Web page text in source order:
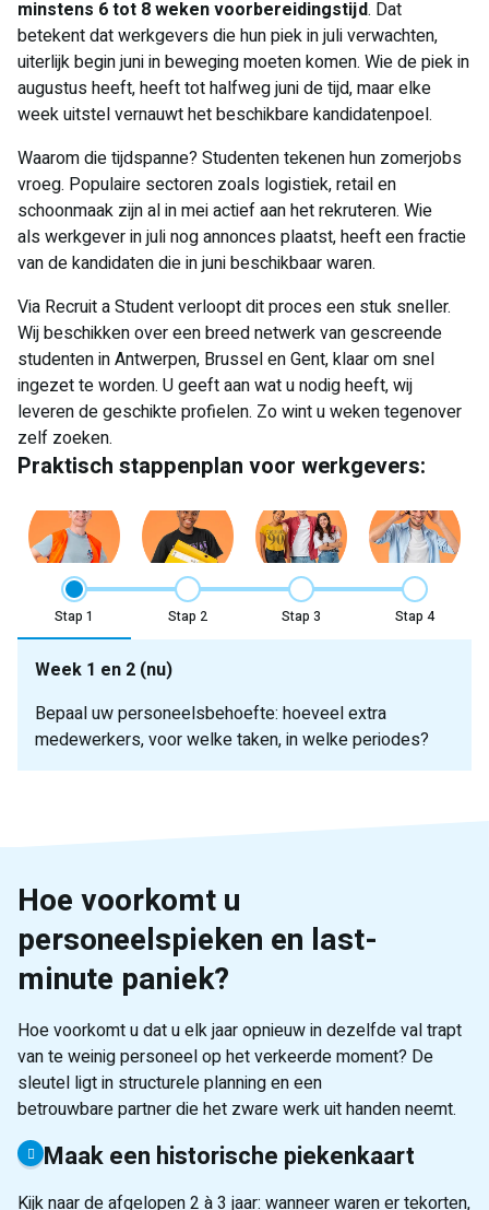
minstens 6 tot 8 weken voorbereidingstijd. Dat
betekent dat werkgevers die hun piek in juli verwachten,
uiterlijk begin juni in beweging moeten komen. Wie de piek in
augustus heeft, heeft tot halfweg juni de tijd, maar elke
week uitstel vernauwt het beschikbare kandidatenpoel.
Waarom die tijdspanne? Studenten tekenen hun zomerjobs
vroeg. Populaire sectoren zoals logistiek, retail en
schoonmaak zijn al in mei actief aan het rekruteren. Wie
als werkgever in juli nog annonces plaatst, heeft een fractie
van de kandidaten die in juni beschikbaar waren.
Via Recruit a Student verloopt dit proces een stuk sneller.
Wij beschikken over een breed netwerk van gescreende
studenten in Antwerpen, Brussel en Gent, klaar om snel
ingezet te worden. U geeft aan wat u nodig heeft, wij
leveren de geschikte profielen. Zo wint u weken tegenover
zelf zoeken.
Praktisch stappenplan voor werkgevers:
Stap Stap Stap Stap
Week 1 en 2 (nu)
Bepaal uw personeelsbehoefte: hoeveel extra
medewerkers, voor welke taken, in welke periodes?
Recruit a Student selecteert en screent de kandidaten
op basis van uw profiel
U ontmoet de geselecteerde studenten en geeft groen
licht
Recruit a Student regelt de contracten, Dimona-aangifte
en onboarding. U hoeft er niet naar om te kijken.
Hoe voorkomt u
personeelspieken en last-
minute paniek?
Hoe voorkomt u dat u elk jaar opnieuw in dezelfde val trapt
van te weinig personeel op het verkeerde moment? De
sleutel ligt in structurele planning en een
betrouwbare partner die het zware werk uit handen neemt.
Maak een historische piekenkaart
Kijk naar de afgelopen 2 à 3 jaar: wanneer waren er tekorten,